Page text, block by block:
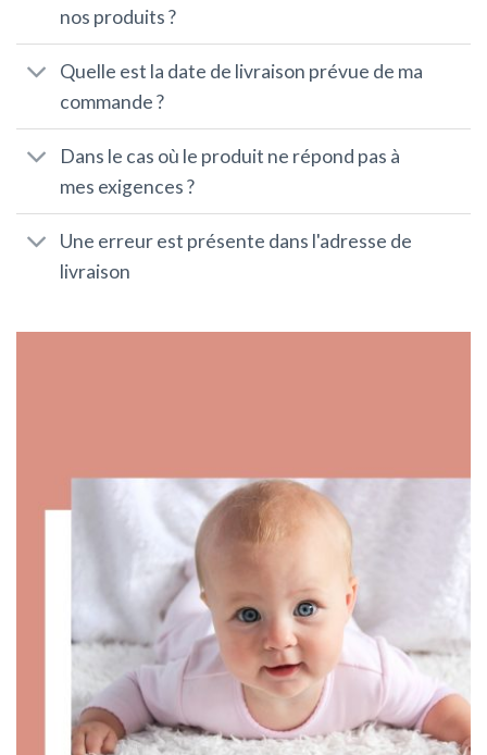
nos produits ?
Quelle est la date de livraison prévue de ma
commande ?
Dans le cas où le produit ne répond pas à
mes exigences ?
Une erreur est présente dans l'adresse de
livraison